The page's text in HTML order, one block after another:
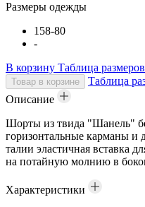
Размеры одежды
158-80
-
В корзину Таблица размеров
Товар в корзине
Таблица
Описание
Шорты из твида "Шанель"
горизонтальные карманы
талии эластичная вставка
на потайную молнию в
Характеристики